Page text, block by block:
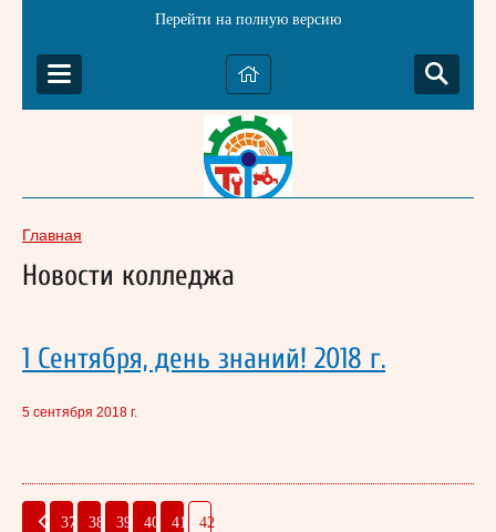
Перейти на полную версию
Главная
Новости колледжа
1 Сентября, день знаний! 2018 г.
5 сентября 2018 г.
37 38 39 40 41 42